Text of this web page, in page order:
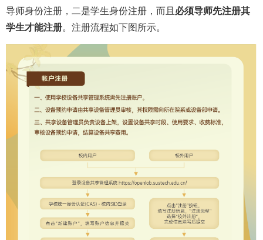
导师身份注册，二是学生身份注册，而且 必须导师先注册其
学生才能注册。注册流程如下图所示。